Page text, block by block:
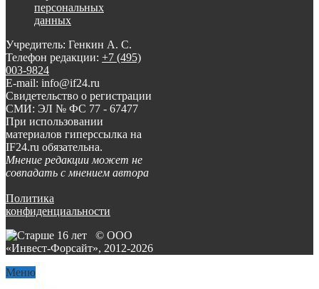
персональных
данных
Учредитель: Генкин А. С.
Телефон редакции: +7 (495)
003-9824
E-mail: info@if24.ru
Свидетельство о регистрации
СМИ: ЭЛ № ФС 77 - 67477
При использовании
материалов гиперссылка на
IF24.ru обязательна.
Мнение редакции может не
совпадать с мнением автора
Политика
конфиденциальности
© ООО
«Инвест-Форсайт», 2012-2026
Меню